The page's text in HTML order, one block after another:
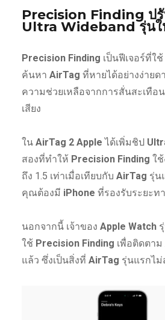
Precision Finding ปรั
Ultra Wideband รุ่น
Precision Finding เป็นฟีเจอร์ที่ใช้
ค้นหา AirTag ที่หายได้อย่างง่าย
ความช่วยเหลือจากการสั่นสะเทื
เสียง
ใน AirTag 2 Apple ได้เพิ่มชิป
สองที่ทำให้ Precision Finding ใ
ถึง 1.5 เท่าเมื่อเทียบกับ AirTag รุ่น
คุณต้องมี iPhone ที่รองรับระยะท
นอกจากนี้ เจ้าของ Apple Watchรุ่
ใช้ Precision Finding เพื่อติดตาม
แล้ว ซึ่งเป็นสิ่งที่ AirTag รุ่นแรกไ